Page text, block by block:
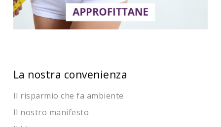
La nostra convenienza
Il risparmio che fa ambiente
Il nostro manifesto